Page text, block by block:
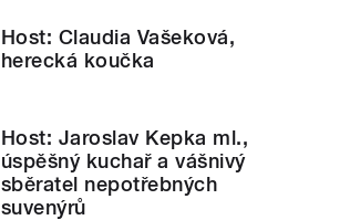
Host: Claudia Vašeková,
herecká koučka
Host: Jaroslav Kepka ml.,
úspěšný kuchař a vášnivý
sběratel nepotřebných
suvenýrů